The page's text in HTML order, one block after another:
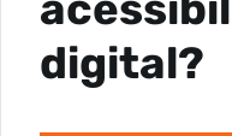
digital?